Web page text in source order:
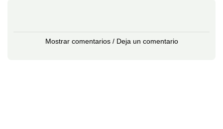
Mostrar comentarios / Deja un comentario